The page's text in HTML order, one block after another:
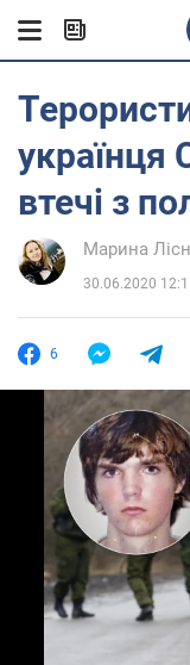
українця
втечі з
Марина
30.06.2020
6